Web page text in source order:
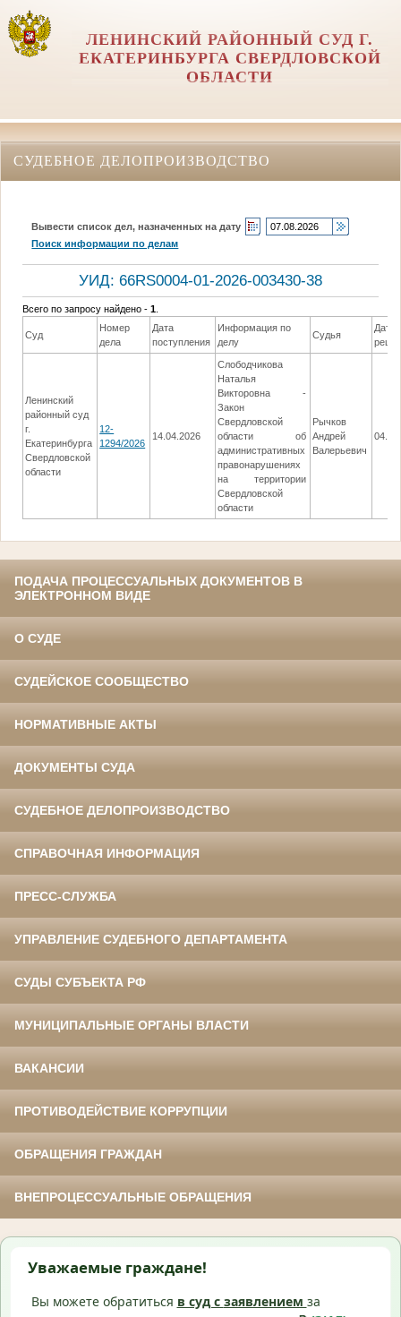
ЛЕНИНСКИЙ РАЙОННЫЙ СУД Г.
ЕКАТЕРИНБУРГА СВЕРДЛОВСКОЙ
ОБЛАСТИ
СУДЕБНОЕ ДЕЛОПРОИЗВОДСТВО
Вывести список дел, назначенных на дату
Поиск информации по делам
УИД: 66RS0004-01-2026-003430-38
Всего по запросу найдено -1
Суд
Номер
дела
Дата
поступления
Информация по
делу
Судья
Дата
Ленинский
районный суд
г.
Екатеринбурга
Свердловской
области
12-
1294/2026
14.04.2026
Слободчикова
Наталья
Викторовна -
Закон
Свердловской
области об
административных
правонарушениях
на территории
Свердловской
области
Рычков
Андрей
Валерьевич
ПОДАЧА ПРОЦЕССУАЛЬНЫХ ДОКУМЕНТОВ В
ЭЛЕКТРОННОМ ВИДЕ
О СУДЕ
СУДЕЙСКОЕ СООБЩЕСТВО
НОРМАТИВНЫЕ АКТЫ
ДОКУМЕНТЫ СУДА
СУДЕБНОЕ ДЕЛОПРОИЗВОДСТВО
СПРАВОЧНАЯ ИНФОРМАЦИЯ
ПРЕСС-СЛУЖБА
УПРАВЛЕНИЕ СУДЕБНОГО ДЕПАРТАМЕНТА
СУДЫ СУБЪЕКТА РФ
МУНИЦИПАЛЬНЫЕ ОРГАНЫ ВЛАСТИ
ВАКАНСИИ
ПРОТИВОДЕЙСТВИЕ КОРРУПЦИИ
ОБРАЩЕНИЯ ГРАЖДАН
ВНЕПРОЦЕССУАЛЬНЫЕ ОБРАЩЕНИЯ
Уважаемые граждане!
Вы можете обратиться в суд с заявлением за